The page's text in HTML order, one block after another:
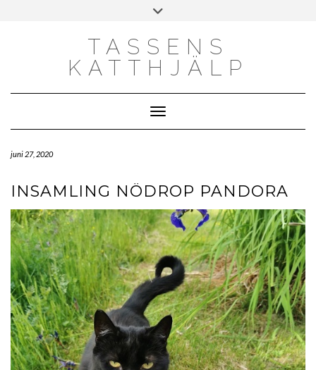
Toggle
TASSENS
KATTHJÄLP
Toggle Navigation
juni 27, 2020
INSAMLING NÖDROP PANDORA